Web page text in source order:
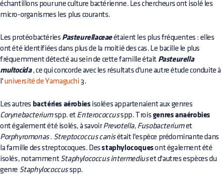
échantillons pour une culture bactérienne. Les chercheurs ont isolé les
micro-organismes les plus courants.
Les protéobactéries Pasteurellaceaeétaient les plus fréquentes : elles
ont été identifiées dans plus de la moitié des cas. Le bacille le plus
fréquemment détecté au sein de cette famille était Pasteurella
multocida, ce qui concorde avec les résultats d'une autre étude conduite à
l' université de Yamaguchi 3.
Les autres bactéries aérobiesisolées appartenaient aux genres
Corynebacteriumspp. et Enterococcusspp. Trois genres anaérobies
ont également été isolés, à savoirPrevotella, Fusobacteriumet
Porphyromonas. Streptococcus canisétait l'espèce prédominante dans
la famille des streptocoques. Desstaphylocoquesont également été
isolés, notamment Staphylococcus intermediuset d'autres espèces du
genre Staphylococcusspp.